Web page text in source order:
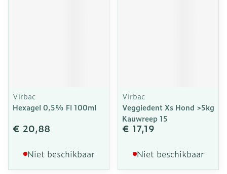
Virbac
Hexagel 0,5% Fl 100ml
€ 20,88
Niet beschikbaar
Virbac
Veggiedent Xs Hond >5kg
Kauwreep 15
€ 17,19
Niet beschikbaar